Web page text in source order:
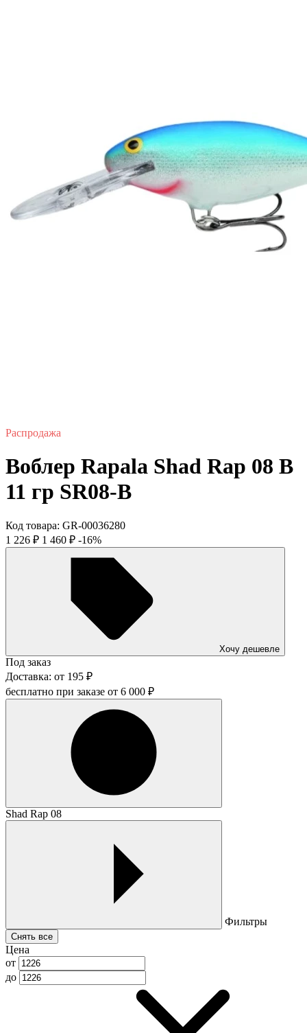
Распродажа
Воблер Rapala Shad Rap 08 B
11 гр SR08-B
Код товара: GR-00036280
1 226 ₽ 1 460 ₽ -16%
Хочу дешевле
Под заказ
Доставка: от 195 ₽
бесплатно при заказе от 6 000 ₽
Shad Rap 08
Фильтры
Снять все
Цена
от
до